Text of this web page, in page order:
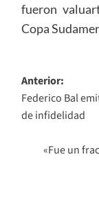
fueron
Copa
de
entradas
Anterior:
Federico Bal
de infidelidad
«Fue un